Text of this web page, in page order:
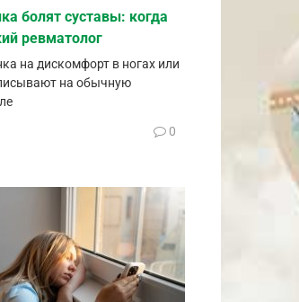
болят суставы: когда
ревматолог
на дискомфорт в ногах или
на обычную
0